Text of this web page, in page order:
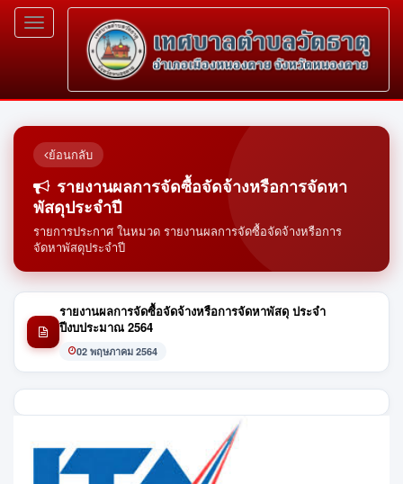
Toggle
navigation
ย้อนกลับ
รายงานผลการจัดซื้อจัดจ้างหรือการจัดหา
พัสดุประจำปี
รายการประกาศ ในหมวด รายงานผลการจัดซื้อจัดจ้างหรือการ
จัดหาพัสดุประจำปี
รายงานผลการจัดซื้อจัดจ้างหรือการจัดหาพัสดุ ประจำ
ปีงบประมาณ 2564
02 พฤษภาคม 2564